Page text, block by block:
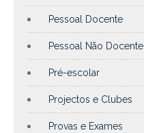
Pessoal Docente
Pessoal Não Docente
Pré-escolar
Projectos e Clubes
Provas e Exames